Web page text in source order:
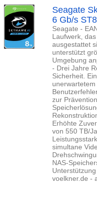
Seagate
6 Gb/s
Seagate -
Laufwerk,
ausgestattet
unterstützt
Umgebung
- Drei Jahre
Sicherheit.
zur
Erhöhte
von 550 TB/
simultane
NAS-
voelkner.de -